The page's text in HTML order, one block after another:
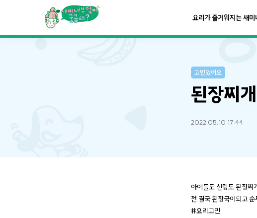
요리가 즐거워지는 새미
고민있어요
된장찌
2022.05.10 17:44
아이들도 신랑도 된장찌
전 결국 된장국이되고
#요리고민